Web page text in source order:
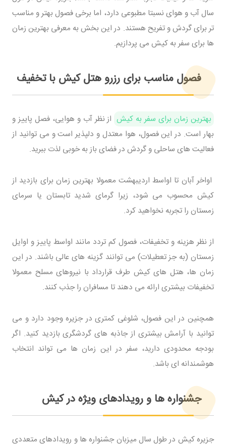
سال آب و هوای نسبتا مطبوعی دارد، اما برخی فصول بهتر و مناسب
تر برای گردش و تفریح هستند. در این بخش به معرفی بهترین زمان
ها برای سفر به کیش می پردازیم.
فصول مناسب برای رزرو هتل کیش با تخفیف
بهترین زمان برای سفر به کیش از نظر آب و هوایی، فصل پاییز و
بهار است. در این فصول، هوا معتدل و دلپذیر است و می توانید از
فعالیت های ساحلی و گردش در فضای باز به خوبی لذت ببرید.
اواخر آبان تا اواسط اردیبهشت معمولا بهترین زمان برای بازدید از
کیش محسوب می شود، زیرا گرمای شدید تابستان یا سرمای
زمستان را تجربه نخواهید کرد.
از نظر هزینه و تخفیفات، فصول کم تردد مانند اواسط پاییز و اوایل
زمستان (به جز تعطیلات) می توانند گزینه های عالی باشند. در این
زمان ها، هتل های کیش طرف قرارداد با نیروهای مسلح معمولا
تخفیفات بیشتری ارائه می دهند تا مسافران را جذب کنند.
همچنین در این فصول، شلوغی کمتری در جزیره وجود دارد و می
توانید با آرامش بیشتری از جاذبه های گردشگری بازدید کنید. اگر
بودجه محدودی دارید، سفر در این زمان ها می تواند انتخاب
هوشمندانه ای باشد.
جشنواره ها و رویدادهای ویژه در کیش
جزیره کیش در طول سال میزبان جشنواره ها و رویدادهای متعددی